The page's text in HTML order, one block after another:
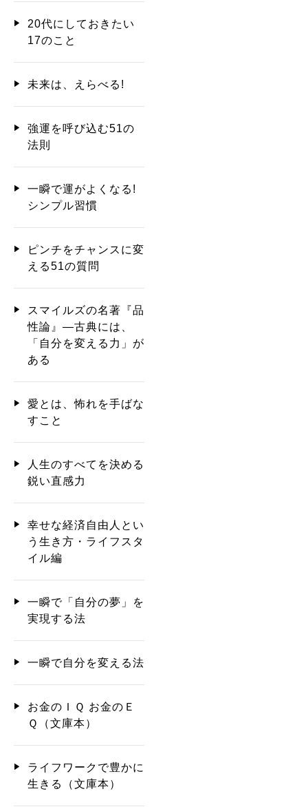
20代にしておきたい
17のこと
未来は、えらべる!
強運を呼び込む51の
法則
一瞬で運がよくなる!
シンプル習慣
ピンチをチャンスに変
える51の質問
スマイルズの名著『品
性論』―古典には、
「自分を変える力」が
ある
愛とは、怖れを手ばな
すこと
人生のすべてを決める
鋭い直感力
幸せな経済自由人とい
う生き方・ライフスタ
イル編
一瞬で「自分の夢」を
実現する法
一瞬で自分を変える法
お金のＩＱ お金のＥ
Ｑ（文庫本）
ライフワークで豊かに
生きる（文庫本）